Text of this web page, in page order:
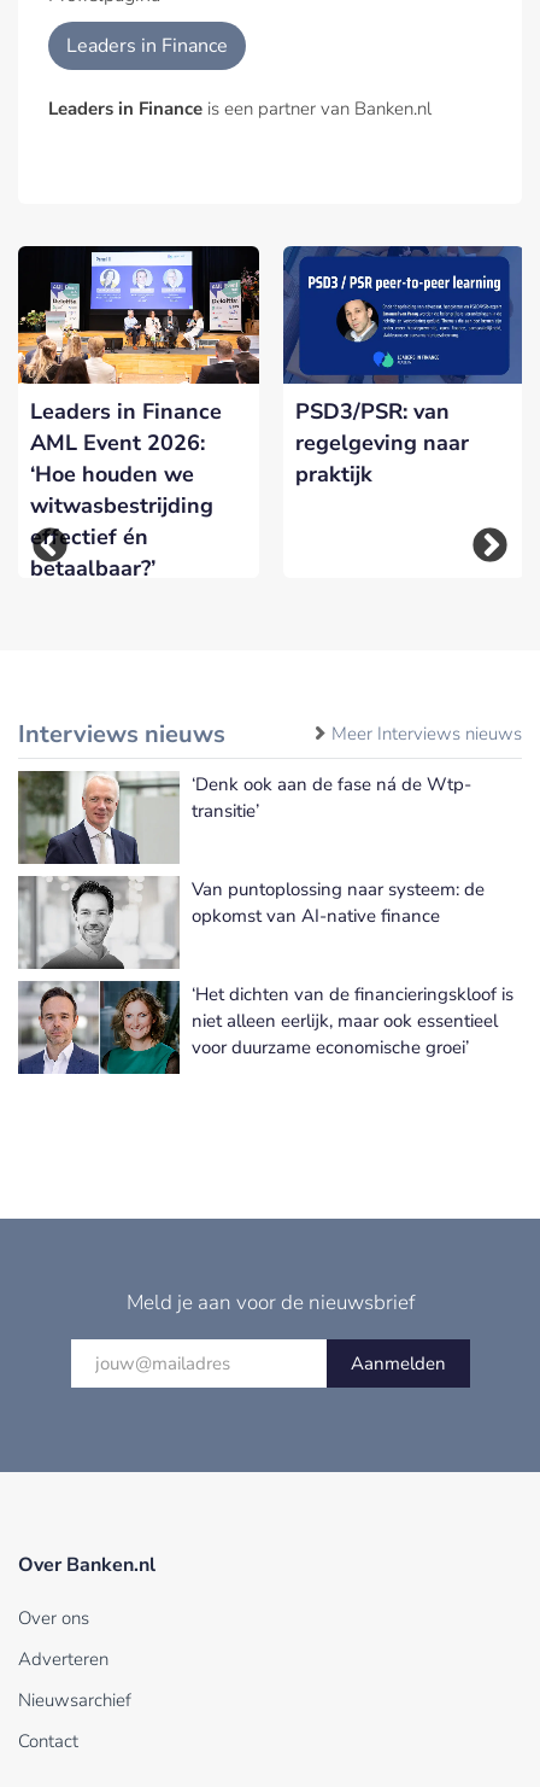
Leaders in Finance
Leaders in Finance is een partner van Banken.nl
Leaders in Finance
AML Event 2026:
‘Hoe houden we
witwasbestrijding
effectief én
betaalbaar?’
PSD3/PSR: van
regelgeving naar
praktijk
Interviews nieuws Meer Interviews nieuws
‘Denk ook aan de fase ná de Wtp-
transitie’
Van puntoplossing naar systeem: de
opkomst van AI-native finance
‘Het dichten van de financieringskloof is
niet alleen eerlijk, maar ook essentieel
voor duurzame economische groei’
Meld je aan voor de nieuwsbrief
Aanmelden
Over Banken.nl
Over ons
Adverteren
Nieuwsarchief
Contact